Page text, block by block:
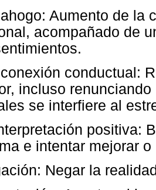
Aumento de la
acompañado de
conductual:
incluso
se interfiere al
positiva:
e intentar mejorar
Negar la